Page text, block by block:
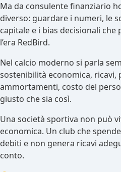
Ma da consulente finanziario
diverso: guardare i numeri, le
capitale e i bias decisionali
l’era RedBird.
Nel calcio moderno si parla
sostenibilità economica, ricavi,
ammortamenti, costo del
giusto che sia così.
Una società sportiva non può
economica. Un club che
debiti e non genera ricavi
conto.